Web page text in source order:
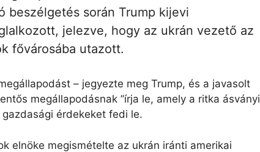
beszélgetés során Trump kijevi
jelezve, hogy az ukrán vezető az
fővárosába utazott.
– jegyezte meg Trump, és a javasolt
megállapodásnak ”írja le, amely a ritka ásványi
érdekeket fedi le.
elnöke megismételte az ukrán iránti amerikai